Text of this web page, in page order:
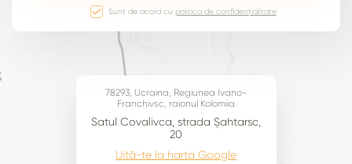
78293, Ucraina, Regiunea Ivano-
Franchivsc, raionul Kolomiia
Satul Covalivca, strada Șahtarsc,
20
Uită-te la harta Google
Sunt de acord cu politica de confidențialitate